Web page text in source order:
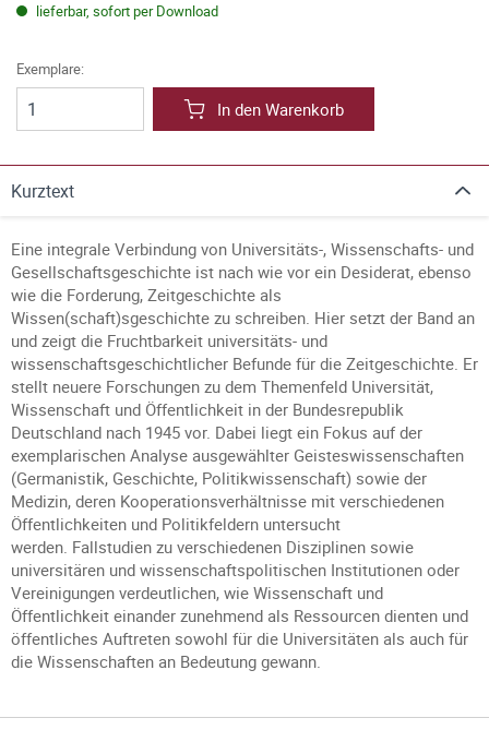
lieferbar, sofort per Download
Exemplare:
In den Warenkorb
Kurztext
Eine integrale Verbindung von Universitäts-, Wissenschafts- und
Gesellschaftsgeschichte ist nach wie vor ein Desiderat, ebenso
wie die Forderung, Zeitgeschichte als
Wissen(schaft)sgeschichte zu schreiben. Hier setzt der Band an
und zeigt die Fruchtbarkeit universitäts- und
wissenschaftsgeschichtlicher Befunde für die Zeitgeschichte. Er
stellt neuere Forschungen zu dem Themenfeld Universität,
Wissenschaft und Öffentlichkeit in der Bundesrepublik
Deutschland nach 1945 vor. Dabei liegt ein Fokus auf der
exemplarischen Analyse ausgewählter Geisteswissenschaften
(Germanistik, Geschichte, Politikwissenschaft) sowie der
Medizin, deren Kooperationsverhältnisse mit verschiedenen
Öffentlichkeiten und Politikfeldern untersucht
werden. Fallstudien zu verschiedenen Disziplinen sowie
universitären und wissenschaftspolitischen Institutionen oder
Vereinigungen verdeutlichen, wie Wissenschaft und
Öffentlichkeit einander zunehmend als Ressourcen dienten und
öffentliches Auftreten sowohl für die Universitäten als auch für
die Wissenschaften an Bedeutung gewann.